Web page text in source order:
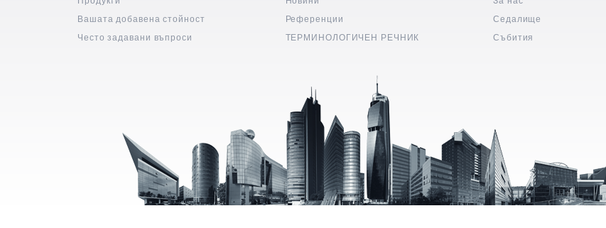
Вашата добавена стойност
Често задавани въпроси
Референции
ТЕРМИНОЛОГИЧЕН РЕЧНИК
Седалище
Събития